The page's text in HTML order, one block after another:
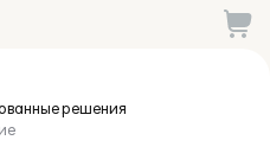
решения